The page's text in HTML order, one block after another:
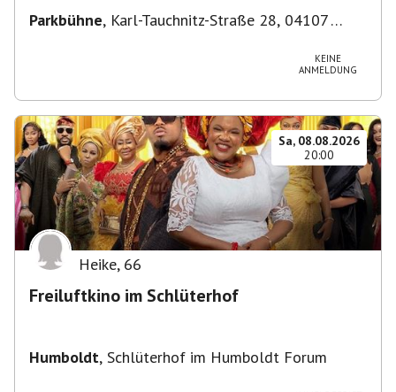
Parkbühne, Karl-Tauchnitz-Straße 28, 04107
KEINE
ANMELDUNG
Sa, 08.08.2026
20:00
Heike, 66
Freiluftkino im Schlüterhof
Humboldt, Schlüterhof im Humboldt Forum